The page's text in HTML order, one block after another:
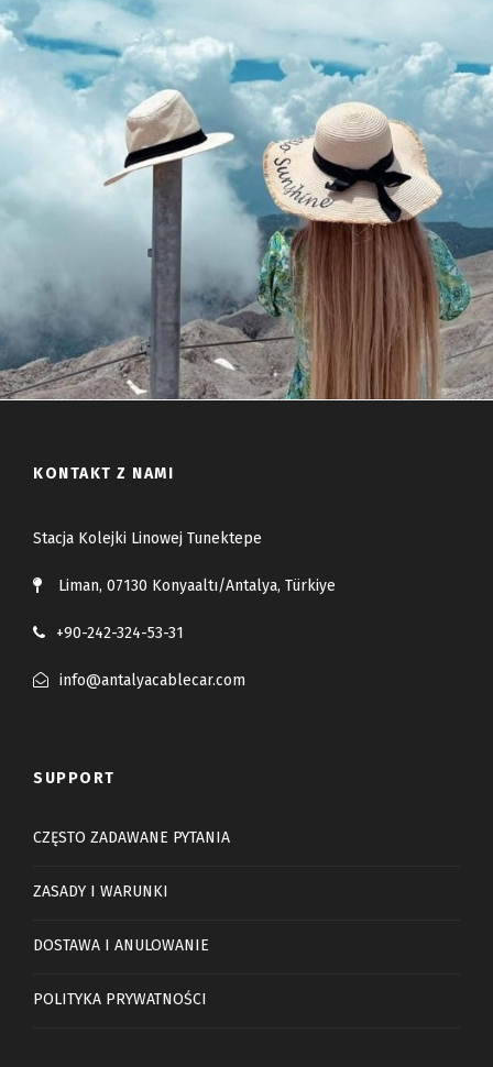
KONTAKT Z NAMI
Stacja Kolejki Linowej Tunektepe
Liman, 07130 Konyaaltı/Antalya, Türkiye
+90-242-324-53-31
info@antalyacablecar.com
SUPPORT
CZĘSTO ZADAWANE PYTANIA
ZASADY I WARUNKI
DOSTAWA I ANULOWANIE
POLITYKA PRYWATNOŚCI